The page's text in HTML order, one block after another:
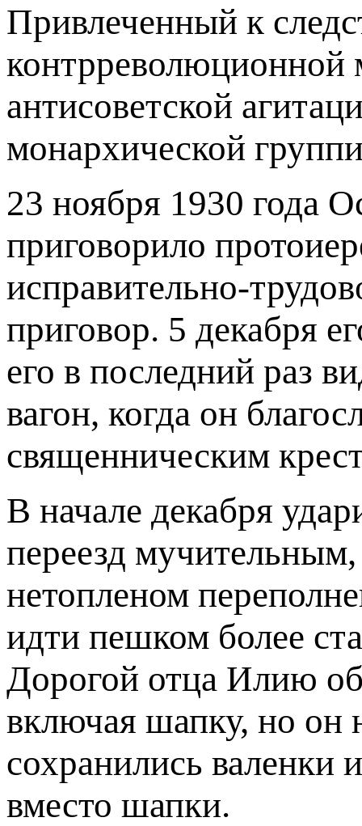
Привлеченный к
контрреволюционной
антисоветской
монархической
23 ноября 1930 года
приговорило
исправительно-
приговор. 5 декабря
его в последний раз
вагон, когда он
священническим
В начале декабря
переезд
нетопленом
идти пешком более
Дорогой отца Илию
включая шапку, но он
сохранились валенки
вместо шапки.